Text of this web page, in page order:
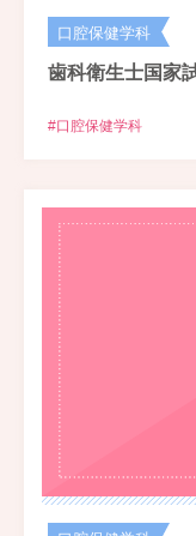
口腔保健学科
歯科衛生士国家
#口腔保健学科